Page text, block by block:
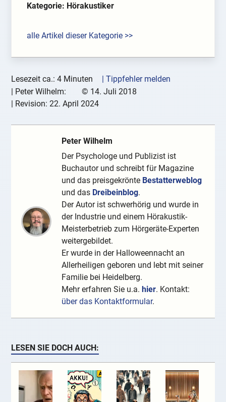
Kategorie: Hörakustiker
alle Artikel dieser Kategorie >>
Lesezeit ca.: 4 Minuten
| Tippfehler melden
| Peter Wilhelm: © 14. Juli 2018
| Revision:22. April 2024
Peter Wilhelm
Der Psychologe und Publizist ist
Buchautor und schreibt für Magazine
und das preisgekrönte Bestatterweblog
und das Dreibeinblog.
Der Autor ist schwerhörig und wurde in
der Industrie und einem Hörakustik-
Meisterbetrieb zum Hörgeräte-Experten
weitergebildet.
Er wurde in der Halloweennacht an
Allerheiligen geboren und lebt mit seiner
Familie bei Heidelberg.
Mehr erfahren Sie u.a.hier. Kontakt:
über das Kontaktformular.
LESEN SIE DOCH AUCH: